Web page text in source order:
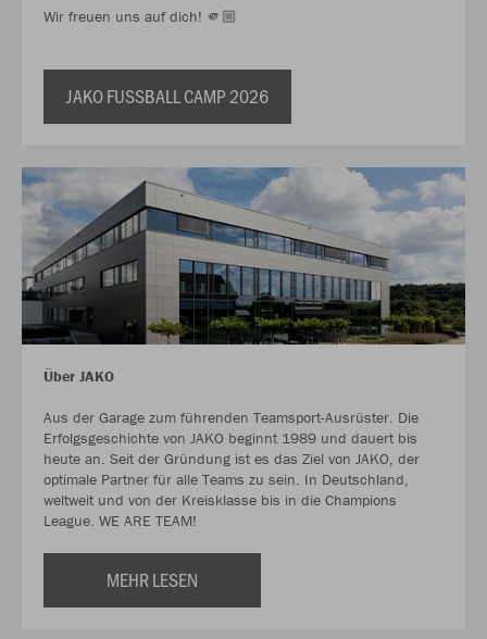
Wir freuen uns auf dich! 🫵🏼
JAKO FUSSBALL CAMP 2026
Über JAKO
Aus der Garage zum führenden Teamsport-Ausrüster. Die
Erfolgsgeschichte von JAKO beginnt 1989 und dauert bis
heute an. Seit der Gründung ist es das Ziel von JAKO, der
optimale Partner für alle Teams zu sein. In Deutschland,
weltweit und von der Kreisklasse bis in die Champions
League. WE ARE TEAM!
MEHR LESEN